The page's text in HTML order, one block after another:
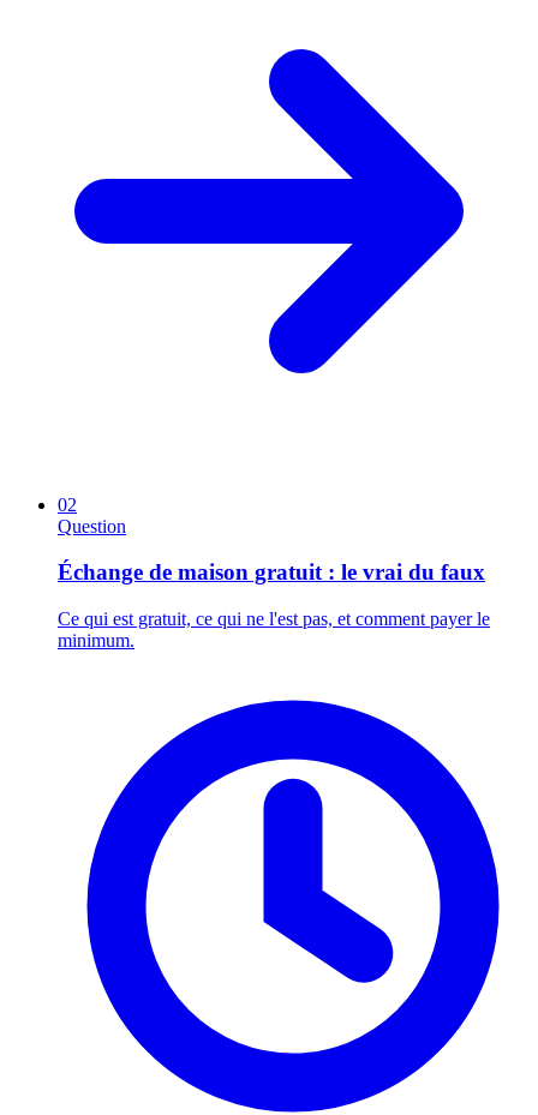
02
Question
Échange de maison gratuit : le vrai du faux
Ce qui est gratuit, ce qui ne l'est pas, et comment payer le
minimum.